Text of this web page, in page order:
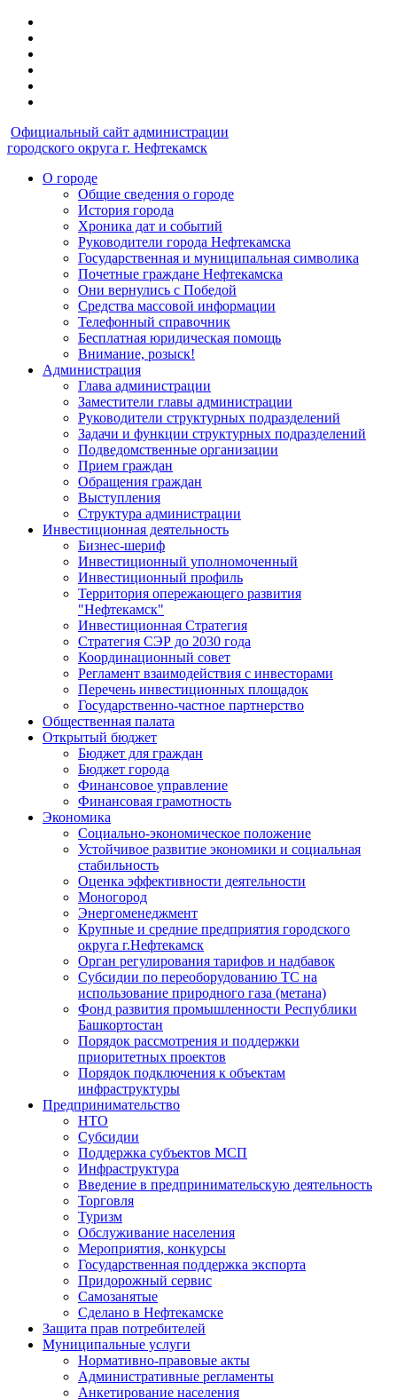
Официальный сайт администрации
городского округа г. Нефтекамск
О городе
Общие сведения о городе
История города
Хроника дат и событий
Руководители города Нефтекамска
Государственная и муниципальная символика
Почетные граждане Нефтекамска
Они вернулись с Победой
Средства массовой информации
Телефонный справочник
Бесплатная юридическая помощь
Внимание, розыск!
Администрация
Глава администрации
Заместители главы администрации
Руководители структурных подразделений
Задачи и функции структурных подразделений
Подведомственные организации
Прием граждан
Обращения граждан
Выступления
Структура администрации
Инвестиционная деятельность
Бизнес-шериф
Инвестиционный уполномоченный
Инвестиционный профиль
Территория опережающего развития
"Нефтекамск"
Инвестиционная Стратегия
Стратегия СЭР до 2030 года
Координационный совет
Регламент взаимодействия с инвесторами
Перечень инвестиционных площадок
Государственно-частное партнерство
Общественная палата
Открытый бюджет
Бюджет для граждан
Бюджет города
Финансовое управление
Финансовая грамотность
Экономика
Социально-экономическое положение
Устойчивое развитие экономики и социальная
стабильность
Оценка эффективности деятельности
Моногород
Энергоменеджмент
Крупные и средние предприятия городского
округа г.Нефтекамск
Орган регулирования тарифов и надбавок
Субсидии по переоборудованию ТС на
использование природного газа (метана)
Фонд развития промышленности Республики
Башкортостан
Порядок рассмотрения и поддержки
приоритетных проектов
Порядок подключения к объектам
инфраструктуры
Предпринимательство
НТО
Субсидии
Поддержка субъектов МСП
Инфраструктура
Введение в предпринимательскую деятельность
Торговля
Туризм
Обслуживание населения
Мероприятия, конкурсы
Государственная поддержка экспорта
Придорожный сервис
Самозанятые
Сделано в Нефтекамске
Защита прав потребителей
Муниципальные услуги
Нормативно-правовые акты
Административные регламенты
Анкетирование населения